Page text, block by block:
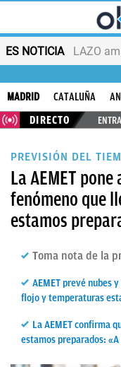
ES NOTICIA LAZO
MADRID CATALUÑA
DIRECTO
PREVISIÓN DEL
La AEMET
fenómeno que
estamos
Toma nota de la
AEMET prevé nubes
flojo y temperaturas
La AEMET confirma
estamos preparados: